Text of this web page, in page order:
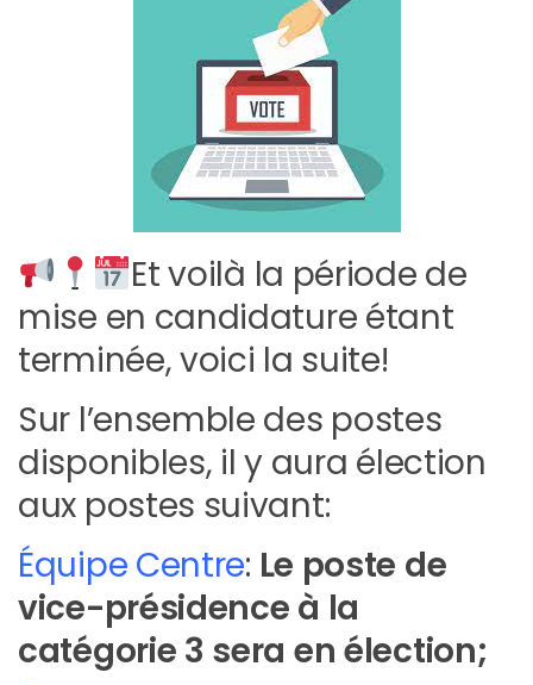
Et voilà la période de
mise en candidature étant
terminée, voici la suite!
Sur l’ensemble des postes
disponibles, il y aura élection
aux postes suivant:
Équipe Centre: Le poste de
vice-présidence à la
catégorie 3 sera en élection;